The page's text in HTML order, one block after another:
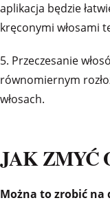
aplikacja będzie
kręconymi włosami
5. Przeczesanie
równomiernym
włosach.
JAK ZMYĆ
Można to zrobić na